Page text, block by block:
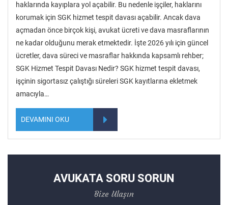
haklarında kayıplara yol açabilir. Bu nedenle işçiler, haklarını
korumak için SGK hizmet tespit davası açabilir. Ancak dava
açmadan önce birçok kişi, avukat ücreti ve dava masraflarının
ne kadar olduğunu merak etmektedir. İşte 2026 yılı için güncel
ücretler, dava süreci ve masraflar hakkında kapsamlı rehber;
SGK Hizmet Tespit Davası Nedir? SGK hizmet tespit davası,
işçinin sigortasız çalıştığı süreleri SGK kayıtlarına ekletmek
amacıyla…
DEVAMINI OKU
AVUKATA SORU SORUN
Bize Ulaşın